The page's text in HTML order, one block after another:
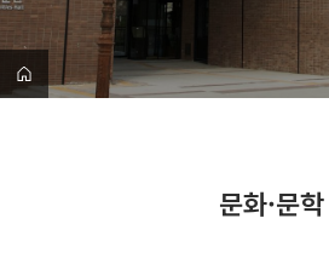
문화·문학